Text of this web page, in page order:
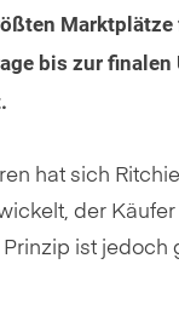
bis zur
hat sich
der
ist jedoch